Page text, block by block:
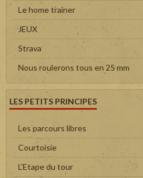
Le home trainer
JEUX
Strava
Nous roulerons tous en 25 mm
LES PETITS PRINCIPES
Les parcours libres
Courtoisie
L'Etape du tour